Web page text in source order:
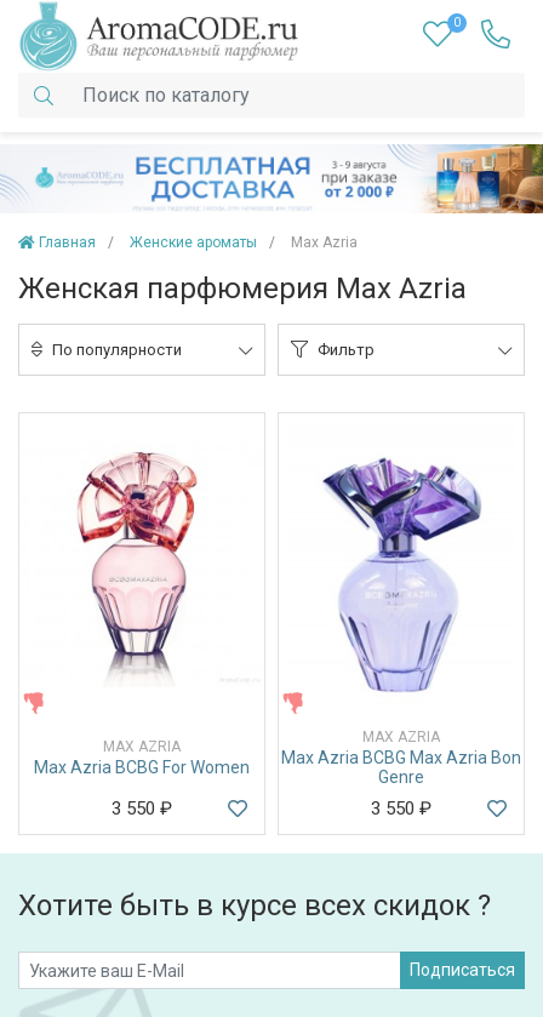
0
Главная Женские ароматы Max Azria
Женская парфюмерия Max Azria
По популярности Фильтр
MAX AZRIA
Max Azria BCBG For Women
3 550 ₽
MAX AZRIA
Max Azria BCBG Max Azria Bon
Genre
3 550 ₽
Хотите быть в курсе всех скидок ?
Подписаться